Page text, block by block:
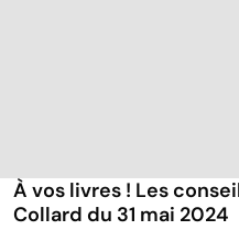
À vos livres ! Les
Collard du 31 mai 2024